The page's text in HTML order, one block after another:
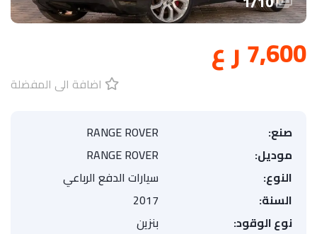
7,600 ر ع
اضافة الى المفضلة
صنع:
RANGE ROVER
موديل:
RANGE ROVER
النوع:
سيارات الدفع الرباعي
السنة:
2017
نوع الوقود:
بنزين